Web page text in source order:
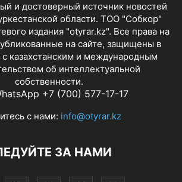
и достоверный источник новостей
области. ТОО "Собкор"
издания "otyrar.kz". Все права на
на сайте, защищены в
с казахстанским и международным
об интеллектуальной
собственности.
+7 (700) 577-17-17
с нами: info@otyrar.kz
ЗА НАМИ